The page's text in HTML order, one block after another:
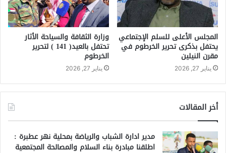
المجلس الأعلى للسلم الإجتماعي
يحتفل بذكرى تحرير الخرطوم في
مقرن النيلين
يناير 27, 2026
وزارة الثقافة والسياحة الأثار
تحتفل بالعيد( 141 ) لتحرير
الخرطوم
يناير 27, 2026
أخر المقالات
مدير ادارة الشباب والرياضة بمحلية نهر عطبرة :
اطلقنا مبادرة بناء السلام والمصالحة المجتمعية